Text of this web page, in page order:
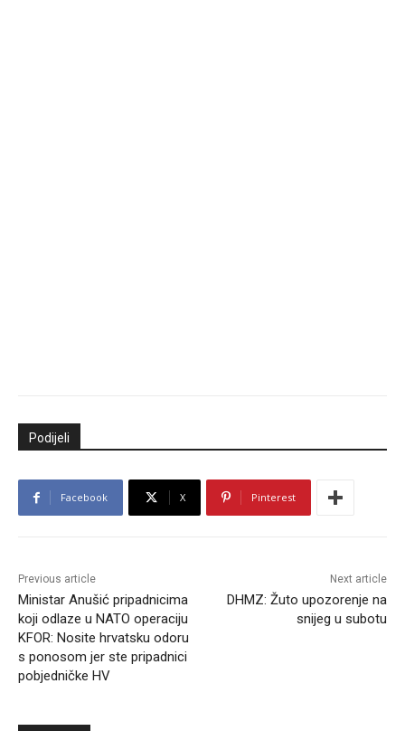
Podijeli
Facebook X Pinterest
Previous article
Ministar Anušić pripadnicima
koji odlaze u NATO operaciju
KFOR: Nosite hrvatsku odoru
s ponosom jer ste pripadnici
pobjedničke HV
Next article
DHMZ: Žuto upozorenje na
snijeg u subotu